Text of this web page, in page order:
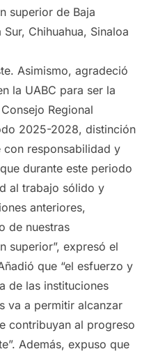
superior de Baja
Chihuahua, Sinaloa
Asimismo, agradeció
la UABC para ser la
Regional
2025-2028, distinción
con responsabilidad y
durante este periodo
al trabajo sólido y
anteriores,
de nuestras
superior”, expresó el
que “el esfuerzo y
de las instituciones
va a permitir alcanzar
contribuyan al progreso
Además, expuso que